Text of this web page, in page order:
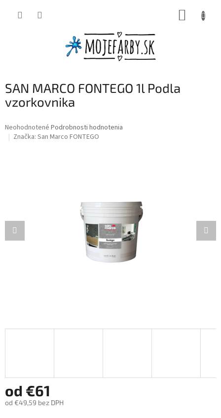
SAN MARCO FONTEGO 1l Podla
vzorkovnika
Priemerné
hodnotenie
Neohodnotené Podrobnosti hodnotenia
Značka: San Marco FONTEGO
od €61
od €49,59 bez DPH